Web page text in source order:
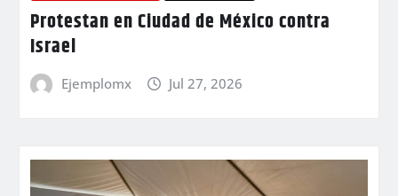
Protestan en Ciudad de México contra
Israel
Ejemplomx Jul 27, 2026